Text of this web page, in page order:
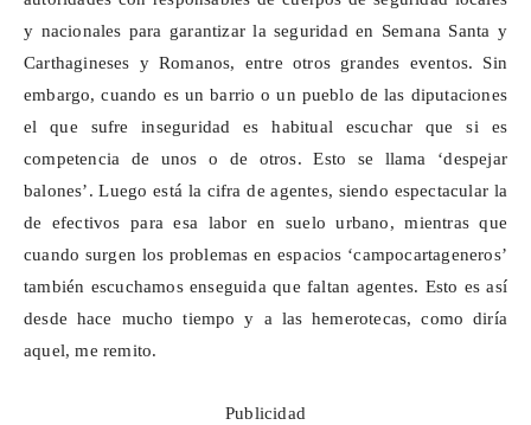
y nacionales para garantizar la seguridad en Semana Santa y
Carthagineses y Romanos, entre otros grandes eventos. Sin
embargo, cuando es un barrio o un pueblo de las diputaciones
el que sufre inseguridad es habitual escuchar que si es
competencia de unos o de otros. Esto se llama ‘despejar
balones’. Luego está la cifra de agentes, siendo espectacular la
de efectivos para esa labor en suelo urbano, mientras que
cuando surgen los problemas en espacios ‘campocartageneros’
también escuchamos enseguida que faltan agentes. Esto es así
desde hace mucho tiempo y a las hemerotecas, como diría
aquel, me remito.
Publicidad